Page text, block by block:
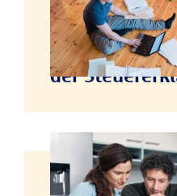
STEUERN SPAREN
der